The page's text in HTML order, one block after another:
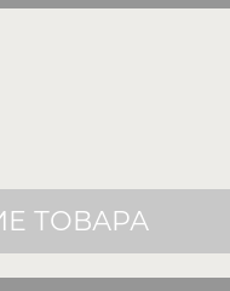
ТОВАРА